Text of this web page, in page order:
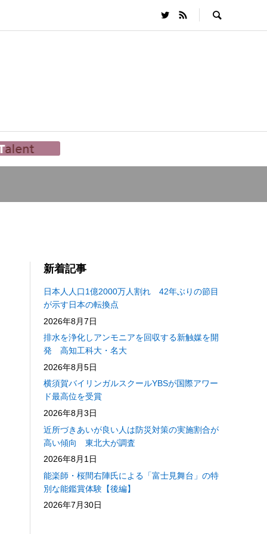
新着記事
日本人人口1億2000万人割れ 42年ぶりの節目
が示す日本の転換点
2026年8月7日
排水を浄化しアンモニアを回収する新触媒を開
発 高知工科大・名大
2026年8月5日
横須賀バイリンガルスクールYBSが国際アワー
ド最高位を受賞
2026年8月3日
近所づきあいが良い人は防災対策の実施割合が
高い傾向 東北大が調査
2026年8月1日
能楽師・桜間右陣氏による「富士見舞台」の特
別な能鑑賞体験【後編】
2026年7月30日